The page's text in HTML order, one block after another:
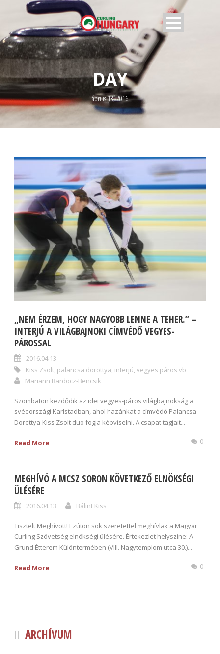
DAY
április 13, 2016
„NEM ÉRZEM, HOGY NAGYOBB LENNE A TEHER.” –
INTERJÚ A VILÁGBAJNOKI CÍMVÉDŐ VEGYES-
PÁROSSAL
2016.04.13
Kiss Zsolt, palancsa dorottya, interjú, vegyes páros vb
Mariann Bardocz-Bencsik
Szombaton kezdődik az idei vegyes-páros világbajnokság a
svédországi Karlstadban, ahol hazánkat a címvédő Palancsa
Dorottya-Kiss Zsolt duó fogja képviselni. A csapat tagjait...
Read More 0
MEGHÍVÓ A MCSZ SORON KÖVETKEZŐ ELNÖKSÉGI
ÜLÉSÉRE
2016.04.13 Bálint Kiss
Tisztelt Meghívott! Ezúton sok szeretettel meghívlak a Magyar
Curling Szövetség elnökségi ülésére. Értekezlet helyszíne: A
Grund Étterem Különtermében (VIII. Nagytemplom utca 30.)...
Read More 0
ARCHÍVUM